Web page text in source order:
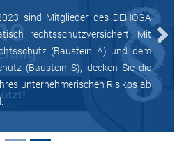
sind Mitglieder des DEHOGA
rechtsschutzversichert. Mit
(Baustein A) und dem
(Baustein S), decken Sie die
unternehmerischen Risikos ab
Next